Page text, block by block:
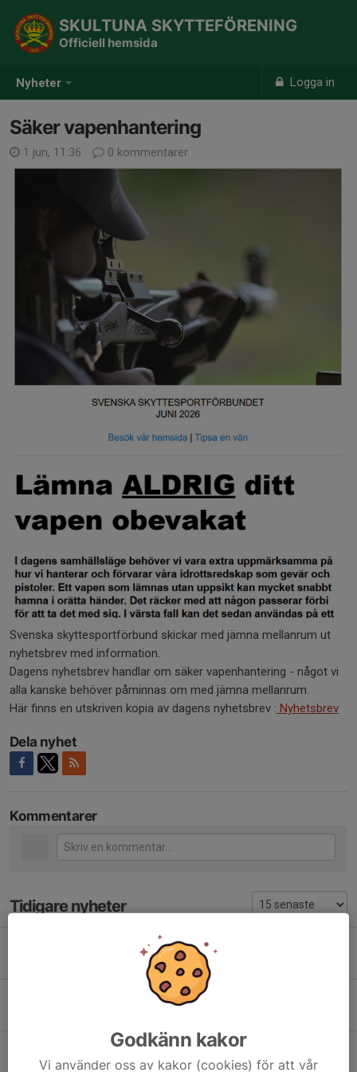
Nyheter Logga in
SKULTUNA SKYTTEFÖRENING
Officiell hemsida
Säker vapenhantering
1 jun, 11:36 0 kommentarer
Svenska skyttesportförbund skickar med jämna mellanrum ut
nyhetsbrev med information.
Dagens nyhetsbrev handlar om säker vapenhantering - något vi
alla kanske behöver påminnas om med jämna mellanrum.
Här finns en utskriven kopia av dagens nyhetsbrev : Nyhetsbrev
Dela nyhet
Kommentarer
Tidigare nyheter
Hans och Arne SM mästare i Veteranskytte
Skogsgallring
31 jul, 09:03 1
Godkänn kakor
Vi använder oss av kakor (cookies) för att vår